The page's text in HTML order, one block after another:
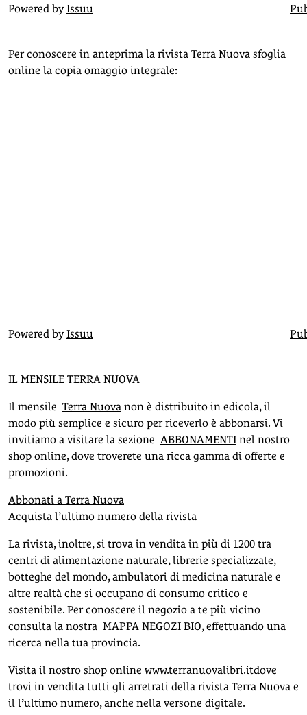
Powered byIssuu
Per conoscere in anteprima la rivista Terra Nuova sfoglia
online la copia omaggio integrale:
Powered byIssuu
IL MENSILE TERRA NUOVA
Il mensile Terra Nuova non è distribuito in edicola, il
modo più semplice e sicuro per riceverlo è abbonarsi. Vi
invitiamo a visitare la sezione ABBONAMENTI nel nostro
shop online, dove troverete una ricca gamma di offerte e
promozioni.
Abbonati a Terra Nuova
Acquista l’ultimo numero della rivista
La rivista, inoltre, si trova in vendita in più di 1200 tra
centri di alimentazione naturale, librerie specializzate,
botteghe del mondo, ambulatori di medicina naturale e
altre realtà che si occupano di consumo critico e
sostenibile. Per conoscere il negozio a te più vicino
consulta la nostra MAPPA NEGOZI BIO, effettuando una
ricerca nella tua provincia.
Visita il nostro shop online www.terranuovalibri.itdove
trovi in vendita tutti gli arretrati della rivista Terra Nuova e
il l’ultimo numero, anche nella versone digitale.